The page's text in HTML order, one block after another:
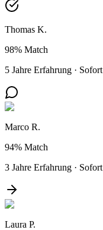
Thomas K.
98% Match
5 Jahre Erfahrung · Sofort
Marco R.
94% Match
3 Jahre Erfahrung · Sofort
Laura P.